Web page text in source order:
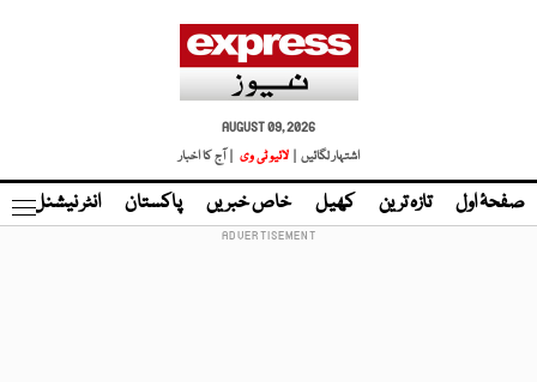
AUGUST 09, 2026
اشتہار لگائیں |
لائیو ٹی وی | آج کا اخبار
صفحۂ اول تازہ ترین کھیل خاص خبریں پاکستان انٹر نیشنل